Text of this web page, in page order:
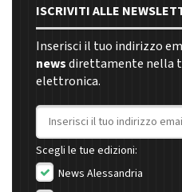
ISCRIVITI ALLE
Inserisci il tuo indirizzo
newsdirettamente nella
elettronica.
Indirizzo email
Scegli le tue edizioni:
News Alessandria